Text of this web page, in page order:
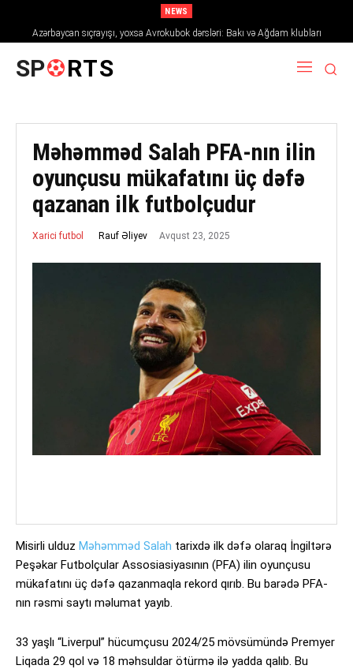
NEWS
Azərbaycan sıçrayışı, yoxsa Avrokubok dərsləri: Bakı və Ağdam klubları
2026/27 mövsümündə Avropanı necə fəth edir
SP RTS
Məhəmməd Salah PFA-nın ilin
oyunçusu mükafatını üç dəfə
qazanan ilk futbolçudur
Xarici futbol Rauf Əliyev Avqust 23, 2025
Misirli ulduz Məhəmməd Salah tarixdə ilk dəfə olaraq İngiltərə
Peşəkar Futbolçular Assosiasiyasının (PFA) ilin oyunçusu
mükafatını üç dəfə qazanmaqla rekord qırıb. Bu barədə PFA-
nın rəsmi saytı məlumat yayıb.
33 yaşlı “Liverpul” hücumçusu 2024/25 mövsümündə Premyer
Liqada 29 qol və 18 məhsuldar ötürmə ilə yadda qalıb. Bu